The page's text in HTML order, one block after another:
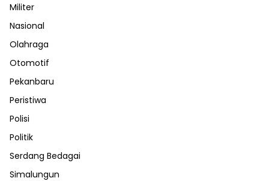
Militer
Nasional
Olahraga
Otomotif
Pekanbaru
Peristiwa
Polisi
Politik
Serdang Bedagai
Simalungun